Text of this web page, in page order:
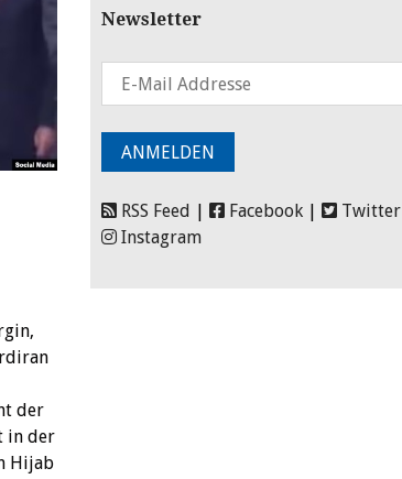
der
in der
Hijab
Newsletter
RSS Feed Facebook Twitter
Instagram